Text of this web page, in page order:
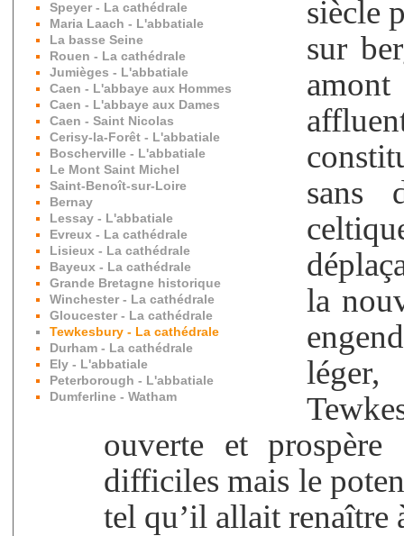
Speyer - La cathédrale
Maria Laach - L'abbatiale
La basse Seine
Rouen - La cathédrale
Jumièges - L'abbatiale
Caen - L'abbaye aux Hommes
Caen - L'abbaye aux Dames
Caen - Saint Nicolas
Cerisy-la-Forêt - L'abbatiale
Boscherville - L'abbatiale
Le Mont Saint Michel
Saint-Benoît-sur-Loire
Bernay
Lessay - L'abbatiale
Evreux - La cathédrale
Lisieux - La cathédrale
Bayeux - La cathédrale
Grande Bretagne historique
Winchester - La cathédrale
Gloucester - La cathédrale
Tewkesbury - La cathédrale
Durham - La cathédrale
Ely - L'abbatiale
Peterborough - L'abbatiale
Dumferline - Watham
siècle
sur
sans
la
ouverte et prospère
difficiles mais le
tel qu’il allait renaître